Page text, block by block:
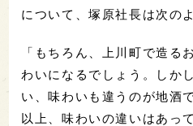
について、塚原社長は次の
「もちろん、上川町で造る
わいになるでしょう。しか
い、味わいも違うのが地酒
以上、味わいの違いはあっ